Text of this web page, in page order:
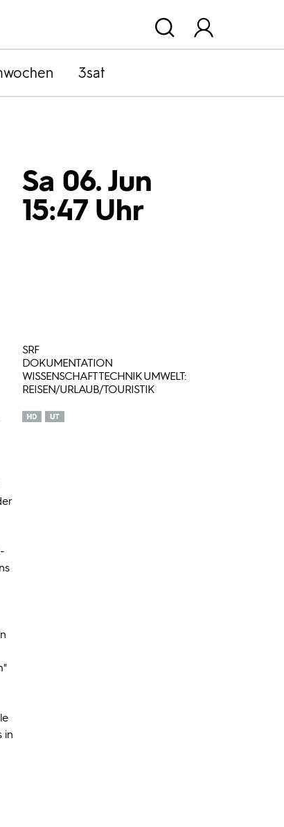
3sat
Sa 06. Jun
15:47 Uhr
in
SRF
DOKUMENTATION
WISSENSCHAFT TECHNIK UMWELT:
REISEN/URLAUB/TOURISTIK